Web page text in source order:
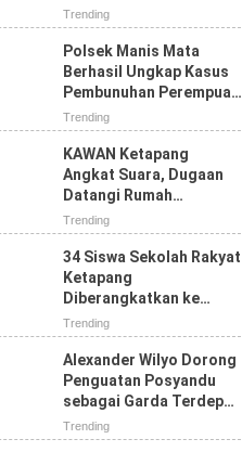
Ketahanan Pangan,
Bukti Komitmen Dukung
Swasembada
Trending
Polsek Manis Mata
Berhasil Ungkap Kasus
Pembunuhan Perempuan
yang Sempat Dilaporkan
Hilang
Trending
KAWAN Ketapang
Angkat Suara, Dugaan
Datangi Rumah
Wartawan Dinilai Tak
Sesuai Mekanisme PERS
Trending
34 Siswa Sekolah Rakyat
Ketapang
Diberangkatkan ke
Pontianak, Bupati:
Jangan Putus Sekolah di
Tengah Jalan
Trending
Alexander Wilyo Dorong
Penguatan Posyandu
sebagai Garda Terdepan
Pelayanan Kesehatan
Trending